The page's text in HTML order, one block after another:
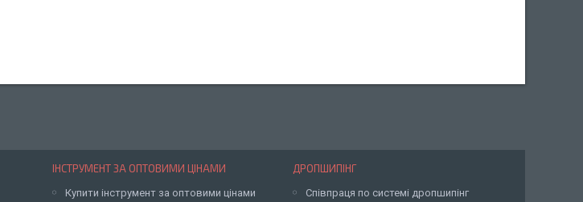
ІНСТРУМЕНТ ЗА ОПТОВИМИ ЦІНАМИ
Купити інструмент за оптовими цінами
ДРОПШИПІНГ
Співпраця по системі дропшипінг